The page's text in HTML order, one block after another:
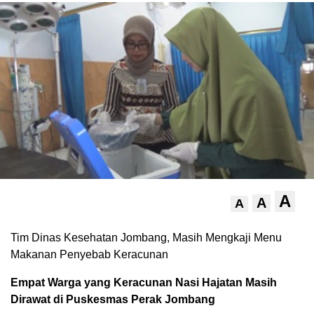
A A A
Tim Dinas Kesehatan Jombang, Masih Mengkaji Menu
Makanan Penyebab Keracunan
Empat Warga yang Keracunan Nasi Hajatan Masih
Dirawat di Puskesmas Perak Jombang